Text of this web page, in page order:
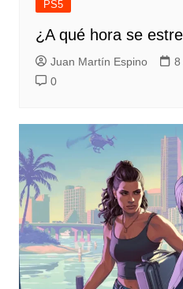
PS5
¿A qué hora se
Juan Martín Espino
8
0